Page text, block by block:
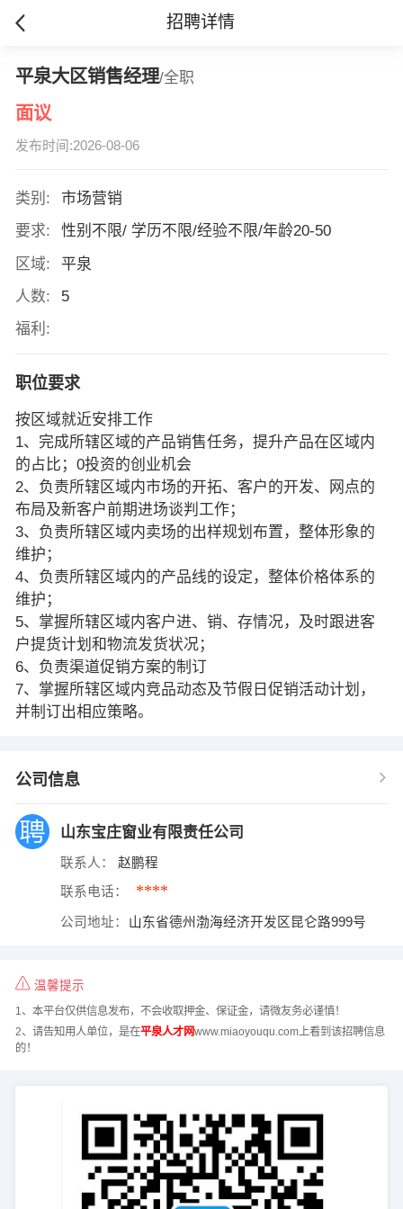
招聘详情
平泉大区销售经理/全职
面议
发布时间:2026-08-06
类别:
市场营销
要求:
性别不限/ 学历不限/经验不限/年龄20-50
区域:
平泉
人数:
5
福利:
职位要求
按区域就近安排工作
1、完成所辖区域的产品销售任务，提升产品在区域内
的占比；0投资的创业机会
2、负责所辖区域内市场的开拓、客户的开发、网点的
布局及新客户前期进场谈判工作；
3、负责所辖区域内卖场的出样规划布置，整体形象的
维护；
4、负责所辖区域内的产品线的设定，整体价格体系的
维护；
5、掌握所辖区域内客户进、销、存情况，及时跟进客
户提货计划和物流发货状况；
6、负责渠道促销方案的制订
7、掌握所辖区域内竞品动态及节假日促销活动计划，
并制订出相应策略。
公司信息
山东宝庄窗业有限责任公司
联系人： 赵鹏程
联系电话： ****
公司地址： 山东省德州渤海经济开发区昆仑路999号
温馨提示
1、本平台仅供信息发布，不会收取押金、保证金，请微友务必谨慎！
2、请告知用人单位，是在平泉人才网www.miaoyouqu.com上看到该招聘信息
的！